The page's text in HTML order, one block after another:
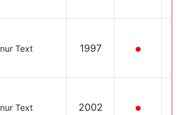
nur Text 1997
nur Text 2002